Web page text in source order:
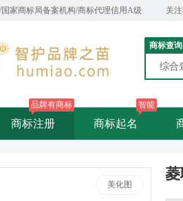
家商标局备案机构/商标代理信用A级 关
商标查询
综合
商标注册
品牌有商标
商标起名
智能
美化图